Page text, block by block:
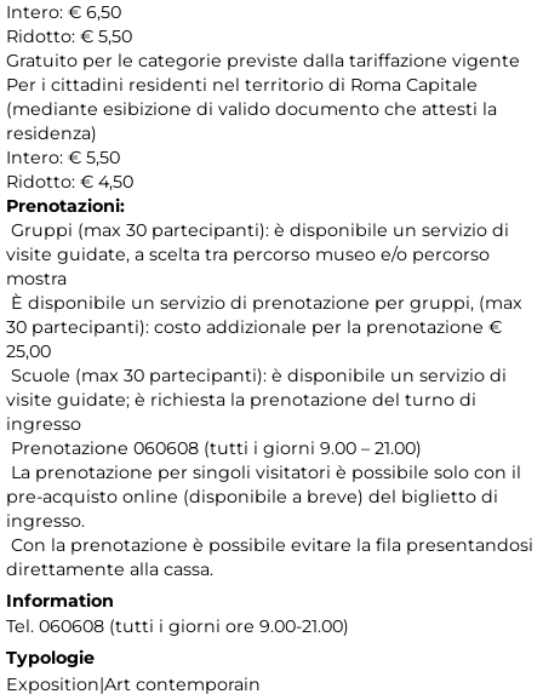
Intero: € 6,50
Ridotto: € 5,50
Gratuito per le categorie previste dalla tariffazione vigente
Per i cittadini residenti nel territorio di Roma Capitale
(mediante esibizione di valido documento che attesti la
residenza)
Intero: € 5,50
Ridotto: € 4,50
Prenotazioni:
Gruppi (max 30 partecipanti): è disponibile un servizio di
visite guidate, a scelta tra percorso museo e/o percorso
mostra
È disponibile un servizio di prenotazione per gruppi, (max
30 partecipanti): costo addizionale per la prenotazione €
25,00
Scuole (max 30 partecipanti): è disponibile un servizio di
visite guidate; è richiesta la prenotazione del turno di
ingresso
Prenotazione 060608 (tutti i giorni 9.00 – 21.00)
La prenotazione per singoli visitatori è possibile solo con il
pre-acquisto online (disponibile a breve) del biglietto di
ingresso.
Con la prenotazione è possibile evitare la fila presentandosi
direttamente alla cassa.
Information
Tel. 060608 (tutti i giorni ore 9.00-21.00)
Typologie
Exposition|Art contemporain